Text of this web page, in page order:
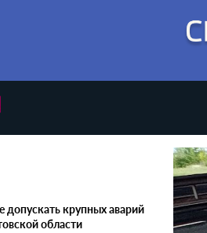
допускать крупных аварий
области